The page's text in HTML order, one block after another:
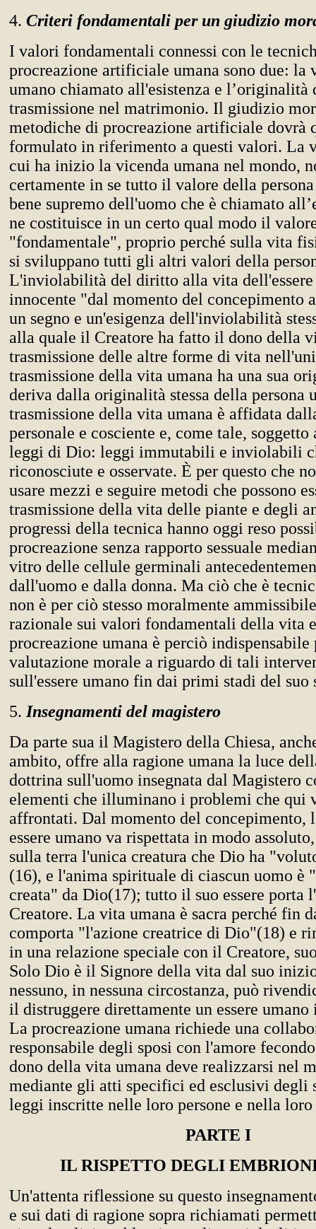
4. Criteri fondamentali per un giudizio
I valori fondamentali connessi con le
procreazione artificiale umana sono due: la
umano chiamato all'esistenza e l’originalità
trasmissione nel matrimonio. Il giudizio
metodiche di procreazione artificiale dovrà
formulato in riferimento a questi valori. La
cui ha inizio la vicenda umana nel mondo,
certamente in se tutto il valore della
bene supremo dell'uomo che è chiamato
ne costituisce in un certo qual modo il
"fondamentale", proprio perché sulla vita
si sviluppano tutti gli altri valori della
L'inviolabilità del diritto alla vita dell'essere
innocente "dal momento del concepimento
un segno e un'esigenza dell'inviolabilità
alla quale il Creatore ha fatto il dono della
trasmissione delle altre forme di vita
trasmissione della vita umana ha una sua
deriva dalla originalità stessa della persona
trasmissione della vita umana è affidata
personale e cosciente e, come tale, soggetto
leggi di Dio: leggi immutabili e inviolabili
riconosciute e osservate. È per questo che
usare mezzi e seguire metodi che possono
trasmissione della vita delle piante e degli
progressi della tecnica hanno oggi reso
procreazione senza rapporto sessuale
vitro delle cellule germinali
dall'uomo e dalla donna. Ma ciò che è
non è per ciò stesso moralmente
razionale sui valori fondamentali della vita
procreazione umana è perciò
valutazione morale a riguardo di tali
sull'essere umano fin dai primi stadi del suo
5. Insegnamenti del magistero
Da parte sua il Magistero della Chiesa,
ambito, offre alla ragione umana la luce
dottrina sull'uomo insegnata dal Magistero
elementi che illuminano i problemi che qui
affrontati. Dal momento del concepimento,
essere umano va rispettata in modo
sulla terra l'unica creatura che Dio ha
(16), e l'anima spirituale di ciascun uomo è
creata" da Dio(17); tutto il suo essere porta
Creatore. La vita umana è sacra perché fin
comporta "l'azione creatrice di Dio"(18) e
in una relazione speciale con il Creatore,
Solo Dio è il Signore della vita dal suo
nessuno, in nessuna circostanza, può
il distruggere direttamente un essere umano
La procreazione umana richiede una
responsabile degli sposi con l'amore
dono della vita umana deve realizzarsi nel
mediante gli atti specifici ed esclusivi degli
leggi inscritte nelle loro persone e nella
PARTE I
IL RISPETTO DEGLI
Un'attenta riflessione su questo
e sui dati di ragione sopra richiamati